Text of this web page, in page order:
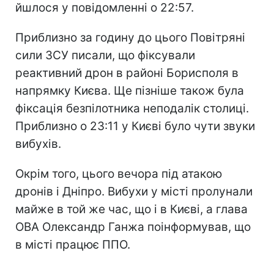
йшлося у повідомленні о 22:57.
Приблизно за годину до цього Повітряні
сили ЗСУ писали, що фіксували
реактивний дрон в районі Борисполя в
напрямку Києва. Ще пізніше також була
фіксація безпілотника неподалік столиці.
Приблизно о 23:11 у Києві було чути звуки
вибухів.
Окрім того, цього вечора під атакою
дронів і Дніпро. Вибухи у місті пролунали
майже в той же час, що і в Києві, а глава
ОВА Олександр Ганжа поінформував, що
в місті працює ППО.